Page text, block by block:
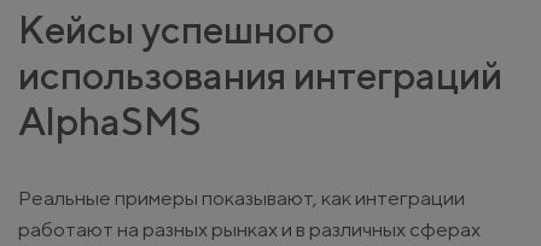
Кейсы успешного
использования интеграций
AlphaSMS
Реальные примеры показывают, как интеграции
работают на разных рынках и в различных сферах